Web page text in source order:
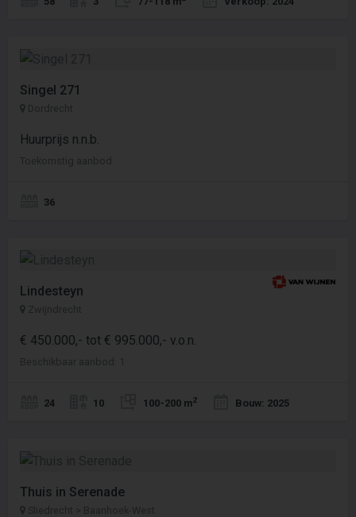
Singel 271
Dordrecht
Huurprijs n.n.b.
Toekomstig aanbod
36
Lindesteyn
Zwijndrecht
€ 450.000,- tot € 995.000,- v.o.n.
Beschikbaar aanbod: 1
24 10 100-200 m2 Bouw: 2025
Thuis in Serenade
Sliedrecht > Baanhoek-West